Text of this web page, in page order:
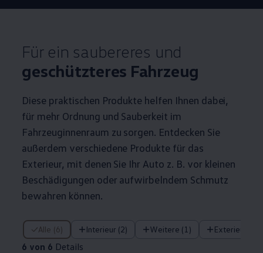
Für ein saubereres und
geschützteres Fahrzeug
Diese praktischen Produkte helfen Ihnen dabei,
für mehr Ordnung und Sauberkeit im
Fahrzeuginnenraum zu sorgen. Entdecken Sie
außerdem verschiedene Produkte für das
Exterieur, mit denen Sie Ihr Auto z. B. vor kleinen
Beschädigungen oder aufwirbelndem Schmutz
bewahren können.
Alle (6) Interieur (2) Weitere (1) Exterieur (2)
6 von 6 Details
6 von 6 Details